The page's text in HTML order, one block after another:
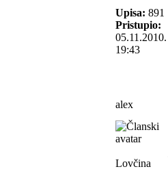
Upisa: 891
Pristupio:
05.11.2010.
19:43
alex
Lovčina